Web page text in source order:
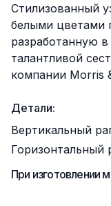
Описание
Стилизованный
белыми цветами
разработанную
талантливой
компании Morris
Детали:
Вертикальный
Горизонтальный
При изготовлении